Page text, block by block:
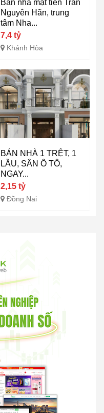
Bán nhà mặt tiền Trần
Nguyên Hãn, trung
tâm Nha...
7,4 tỷ
Khánh Hòa
BÁN NHÀ 1 TRỆT, 1
LẦU, SÂN Ô TÔ,
NGAY...
2,15 tỷ
Đồng Nai